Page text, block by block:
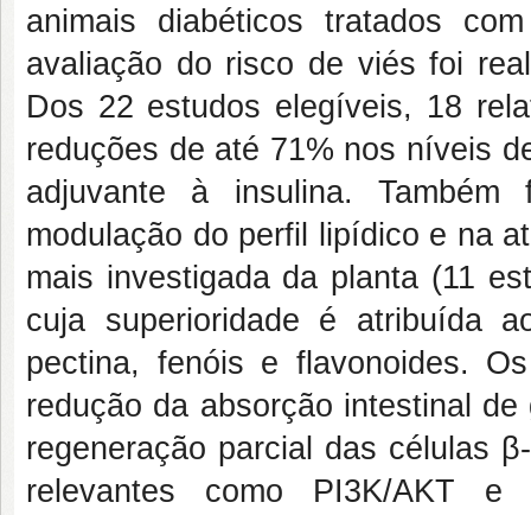
animais diabéticos tratados
avaliação do risco de viés foi
Dos 22 estudos elegíveis, 18
reduções de até 71% nos níveis
adjuvante à insulina. Também
modulação do perfil lipídico e na
mais investigada da planta (11
cuja superioridade é atribuída
pectina, fenóis e flavonoides.
redução da absorção intestinal
regeneração parcial das células
relevantes como PI3K/AKT